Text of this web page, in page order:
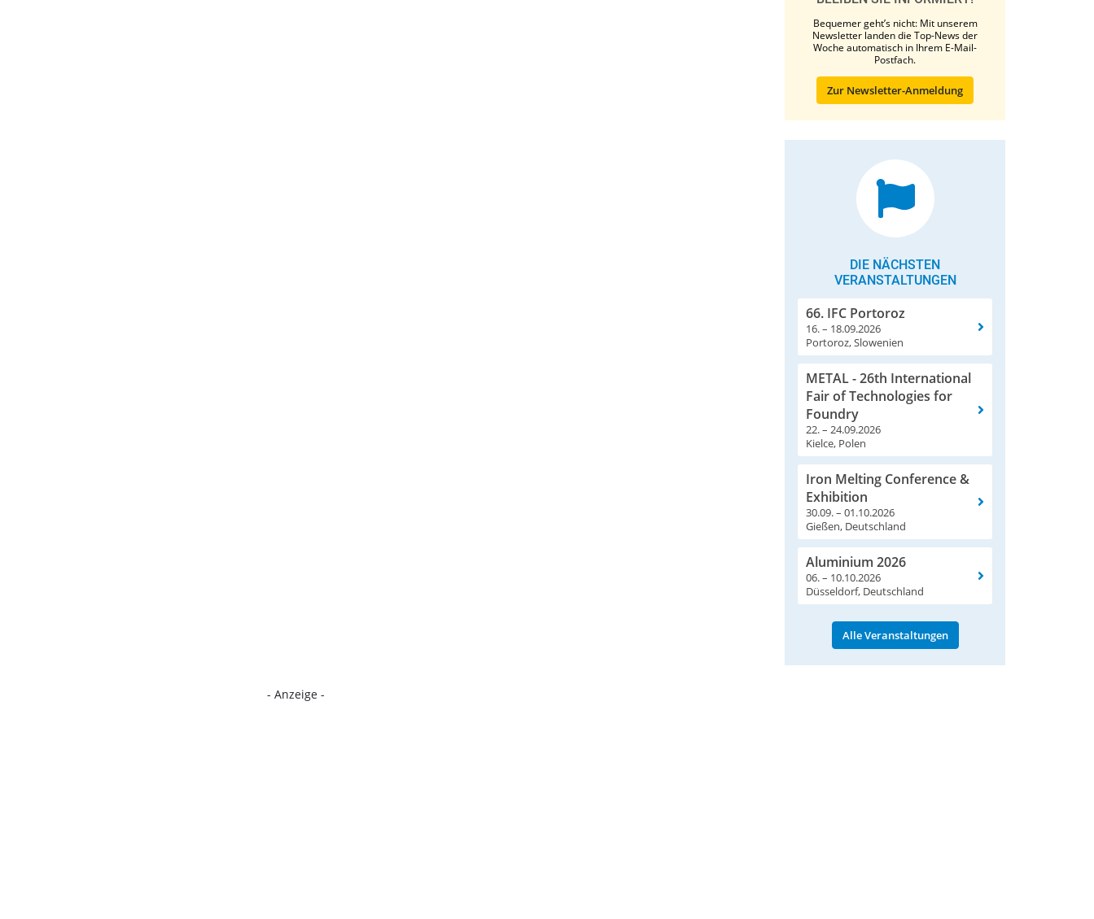
Bequemer geht’s nicht: Mit unserem
Newsletter landen die Top-News der
Woche automatisch in Ihrem E-Mail-
Postfach.
Zur Newsletter-Anmeldung
DIE NÄCHSTEN
VERANSTALTUNGEN
66. IFC Portoroz
16. – 18.09.2026
Portoroz, Slowenien
METAL - 26th International
Fair of Technologies for
Foundry
22. – 24.09.2026
Kielce, Polen
Iron Melting Conference &
Exhibition
30.09. – 01.10.2026
Gießen, Deutschland
Aluminium 2026
06. – 10.10.2026
Düsseldorf, Deutschland
Alle Veranstaltungen
- Anzeige -